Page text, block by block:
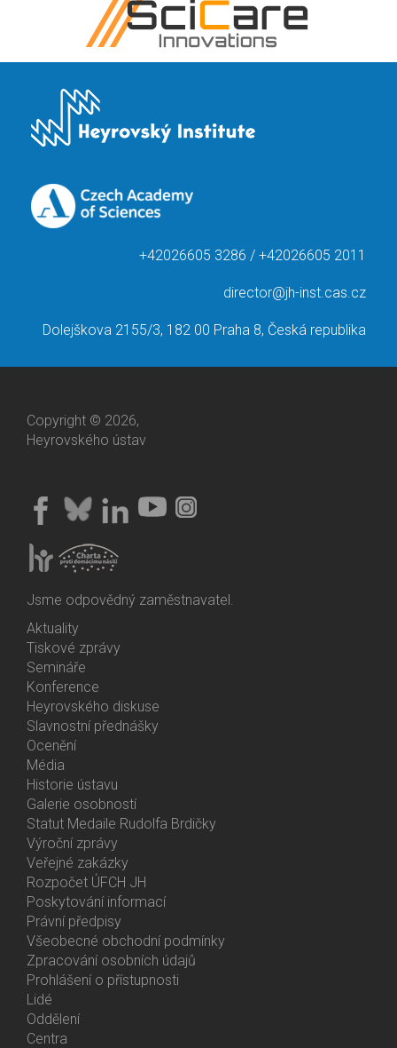
+42026605 3286 / +42026605 2011
director@jh-inst.cas.cz
Dolejškova 2155/3, 182 00 Praha 8, Česká republika
Copyright © 2026,
Heyrovského ústav
Jsme odpovědný zaměstnavatel.
Bottom
Menu
Activities
Aktuality
Tiskové zprávy
Semináře
Konference
Heyrovského diskuse
Slavnostní přednášky
Ocenění
Média
Historie ústavu
Galerie osobností
Statut Medaile Rudolfa Brdičky
Bottom
Menu
About
Us
Výroční zprávy
Veřejné zakázky
Rozpočet ÚFCH JH
Poskytování informací
Právní předpisy
Všeobecné obchodní podmínky
Zpracování osobních údajů
Prohlášení o přístupnosti
Bottom
Menu
Lidé
Oddělení
Centra